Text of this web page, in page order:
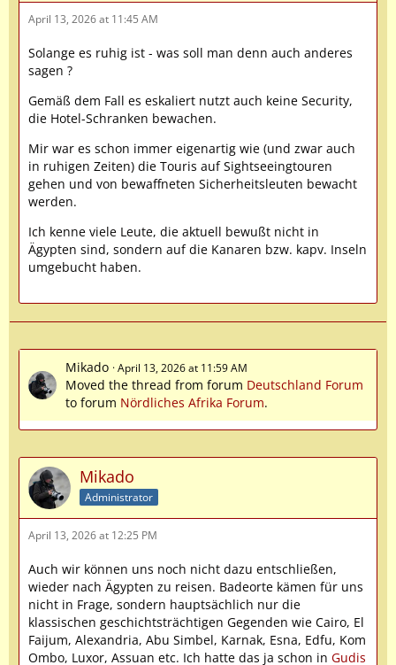
April 13, 2026 at 11:45 AM
Solange es ruhig ist - was soll man denn auch anderes
sagen ?
Gemäß dem Fall es eskaliert nutzt auch keine Security,
die Hotel-Schranken bewachen.
Mir war es schon immer eigenartig wie (und zwar auch
in ruhigen Zeiten) die Touris auf Sightseeingtouren
gehen und von bewaffneten Sicherheitsleuten bewacht
werden.
Ich kenne viele Leute, die aktuell bewußt nicht in
Ägypten sind, sondern auf die Kanaren bzw. kapv. Inseln
umgebucht haben.
Mikado April 13, 2026 at 11:59 AM
Moved the thread from forum Deutschland Forum
to forum Nördliches Afrika Forum.
Mikado
Administrator
April 13, 2026 at 12:25 PM
Auch wir können uns noch nicht dazu entschließen,
wieder nach Ägypten zu reisen. Badeorte kämen für uns
nicht in Frage, sondern hauptsächlich nur die
klassischen geschichtsträchtigen Gegenden wie Cairo, El
Faijum, Alexandria, Abu Simbel, Karnak, Esna, Edfu, Kom
Ombo, Luxor, Assuan etc. Ich hatte das ja schon in Gudis